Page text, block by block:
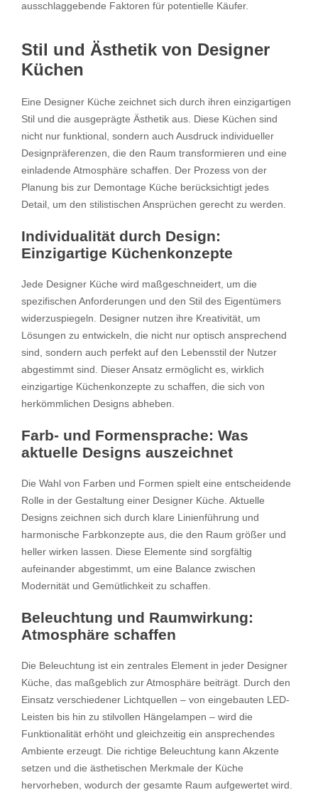
ausschlaggebende Faktoren für potentielle Käufer.
Stil und Ästhetik von Designer
Küchen
Eine Designer Küche zeichnet sich durch ihren einzigartigen
Stil und die ausgeprägte Ästhetik aus. Diese Küchen sind
nicht nur funktional, sondern auch Ausdruck individueller
Designpräferenzen, die den Raum transformieren und eine
einladende Atmosphäre schaffen. Der Prozess von der
Planung bis zur Demontage Küche berücksichtigt jedes
Detail, um den stilistischen Ansprüchen gerecht zu werden.
Individualität durch Design:
Einzigartige Küchenkonzepte
Jede Designer Küche wird maßgeschneidert, um die
spezifischen Anforderungen und den Stil des Eigentümers
widerzuspiegeln. Designer nutzen ihre Kreativität, um
Lösungen zu entwickeln, die nicht nur optisch ansprechend
sind, sondern auch perfekt auf den Lebensstil der Nutzer
abgestimmt sind. Dieser Ansatz ermöglicht es, wirklich
einzigartige Küchenkonzepte zu schaffen, die sich von
herkömmlichen Designs abheben.
Farb- und Formensprache: Was
aktuelle Designs auszeichnet
Die Wahl von Farben und Formen spielt eine entscheidende
Rolle in der Gestaltung einer Designer Küche. Aktuelle
Designs zeichnen sich durch klare Linienführung und
harmonische Farbkonzepte aus, die den Raum größer und
heller wirken lassen. Diese Elemente sind sorgfältig
aufeinander abgestimmt, um eine Balance zwischen
Modernität und Gemütlichkeit zu schaffen.
Beleuchtung und Raumwirkung:
Atmosphäre schaffen
Die Beleuchtung ist ein zentrales Element in jeder Designer
Küche, das maßgeblich zur Atmosphäre beiträgt. Durch den
Einsatz verschiedener Lichtquellen – von eingebauten LED-
Leisten bis hin zu stilvollen Hängelampen – wird die
Funktionalität erhöht und gleichzeitig ein ansprechendes
Ambiente erzeugt. Die richtige Beleuchtung kann Akzente
setzen und die ästhetischen Merkmale der Küche
hervorheben, wodurch der gesamte Raum aufgewertet wird.